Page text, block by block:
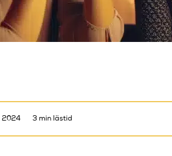
2024 3 min lästid